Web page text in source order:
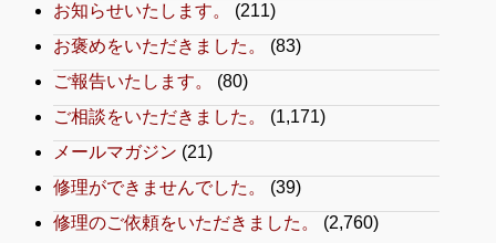
お知らせいたします。
(211)
お褒めをいただきました。
(83)
ご報告いたします。
(80)
ご相談をいただきました。
(1,171)
メールマガジン (21)
修理ができませんでした。
(39)
修理のご依頼をいただきました。
(2,760)